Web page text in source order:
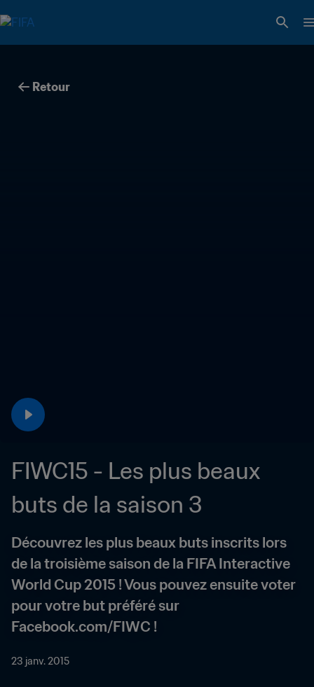
Retour
FIWC15 - Les plus beaux
buts de la saison 3
Découvrez les plus beaux buts inscrits lors
de la troisième saison de la FIFA Interactive
World Cup 2015 ! Vous pouvez ensuite voter
pour votre but préféré sur
Facebook.com/FIWC !
23 janv. 2015